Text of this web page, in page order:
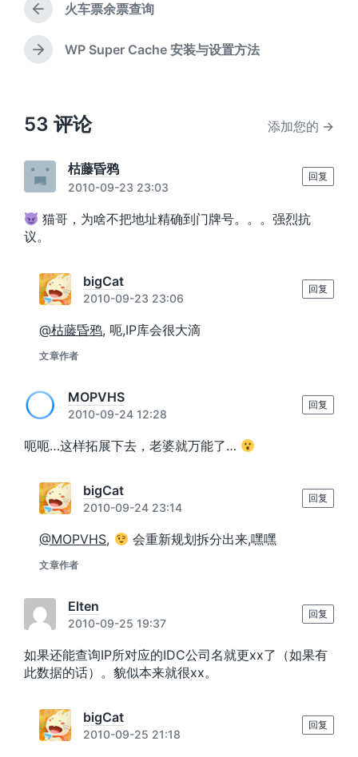
上
篇
文
章
火车票余票查询
下
：
WP Super Cache 安装与设置方法
53 评论 添加您的 →
枯藤昏鸦
2010-09-23 23:03
猫哥，为啥不把地址精确到门牌号。。。强烈抗
议。
回复
bigCat
2010-09-23 23:06
@枯藤昏鸦, 呃,IP库会很大滴
文章作者
回复
MOPVHS
2010-09-24 12:28
呃呃…这样拓展下去，老婆就万能了…
回复
bigCat
2010-09-24 23:14
@MOPVHS, 会重新规划拆分出来,嘿嘿
文章作者
回复
Elten
2010-09-25 19:37
如果还能查询IP所对应的IDC公司名就更xx了（如果有
此数据的话）。貌似本来就很xx。
回复
bigCat
2010-09-25 21:18
回复